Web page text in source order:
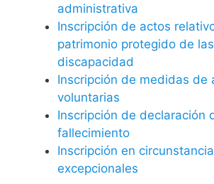
administrativa
Inscripción de actos
patrimonio protegido de
discapacidad
Inscripción de medidas de
voluntarias
Inscripción de declaración
fallecimiento
Inscripción en
excepcionales